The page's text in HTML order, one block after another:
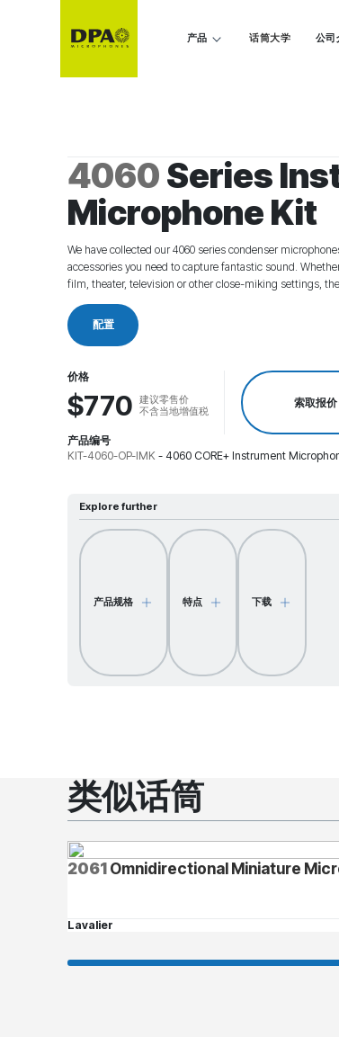
产品 话筒大学 公司
4060Series
Microphone Kit
We have collected our 4060 series condenser
accessories you need to capture fantastic sound.
film, theater, television or other close-miking settings,
配置
价格
$770 建议零售价
不含当地增值税
索取报价
产品编号
KIT-4060-OP-IMK - 4060 CORE+ Instrument
Explore further
产品规格 特点 下载
类似话筒
2061Omnidirectional Miniature
Lavalier